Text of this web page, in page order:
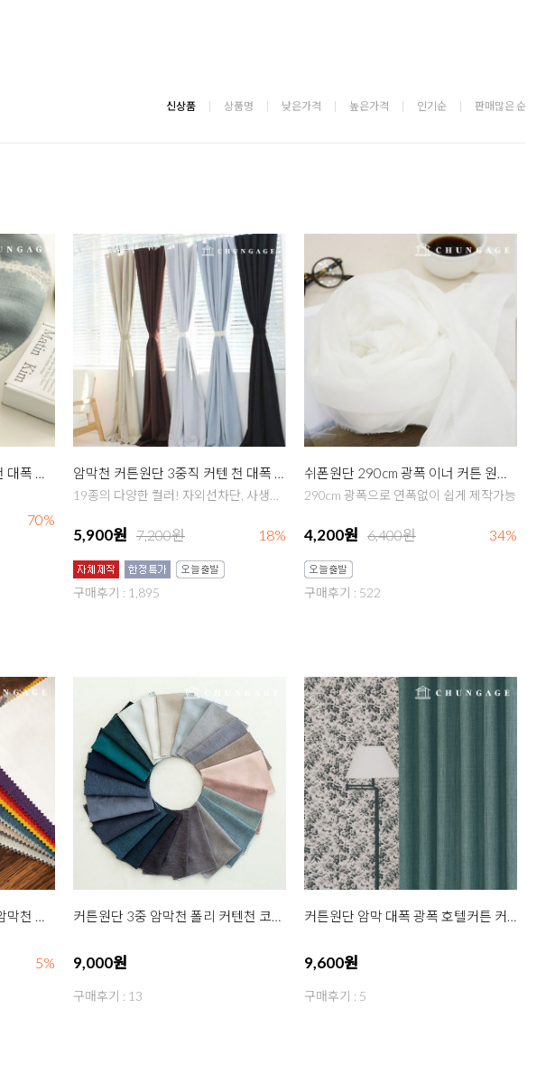
신상품 상품명 낮은가격 높은가격 인기순 판매많은 순
커튼원단 암막천 폴리 커텐 천 대폭 무지 커튼 원단 알렌드 37종
70%
암막천 커튼원단 3중직 커텐 천 대폭 무지 암막원단 블레어
5,900원 7,200원 18%
구매후기 : 1,895
쉬폰원단 290cm 광폭 이너 커튼 원단 무지 천 화이트 차르르
290cm 광폭으로 연폭없이 쉽게 제작가능
4,200원 6,400원 34%
구매후기 : 522
커튼 원단 향균 스마트 무지 암막천 암막원단 호텔 커튼 커텐천 쉐이딩 31종
5%
커튼원단 3중 암막천 폴리 커텐천 코지 23종
9,000원
구매후기 : 13
커튼원단 암막 대폭 광폭 호텔커튼 커텐 항균 오브 앤 레브 33종
9,600원
구매후기 : 5